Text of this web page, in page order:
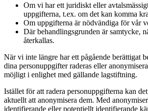
Om vi har ett juridiskt eller
uppgifterna, t.ex. om det kan komma
Om uppgifterna är nödvändiga för vår
Där behandlingsgrunden är samtycke,
återkallas.
När vi inte längre har ett pågående berättigat
dina personuppgifter raderas eller
möjligt i enlighet med gällande lagstiftning.
Istället för att radera personuppgifterna kan
aktuellt att anonymisera dem. Med
identifierande eller potentiellt identifierande